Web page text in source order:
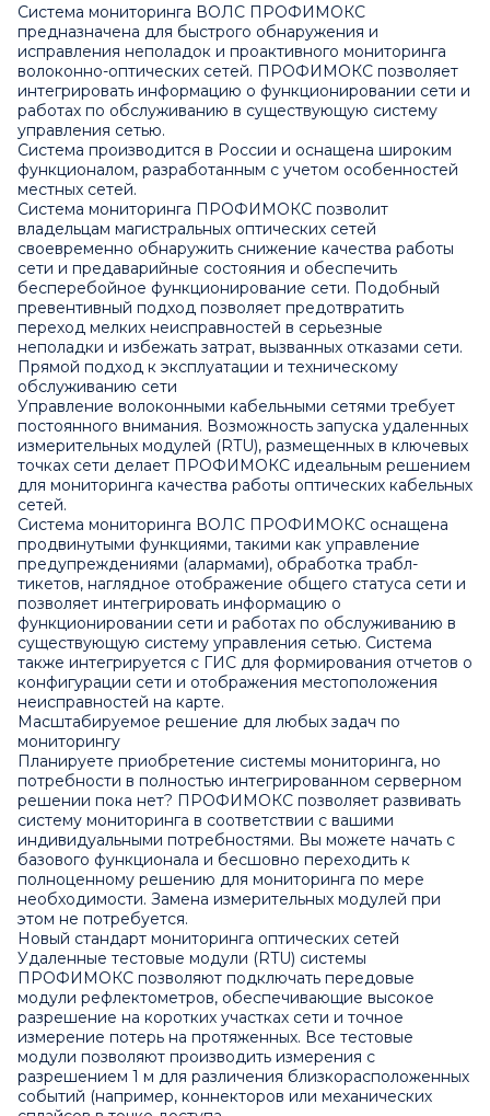
Система мониторинга ВОЛС ПРОФИМОКС
предназначена для быстрого обнаружения и
исправления неполадок и проактивного мониторинга
волоконно-оптических сетей. ПРОФИМОКС позволяет
интегрировать информацию о функционировании сети и
работах по обслуживанию в существующую систему
управления сетью.
Система производится в России и оснащена широким
функционалом, разработанным с учетом особенностей
местных сетей.
Система мониторинга ПРОФИМОКС позволит
владельцам магистральных оптических сетей
своевременно обнаружить снижение качества работы
сети и предаварийные состояния и обеспечить
бесперебойное функционирование сети. Подобный
превентивный подход позволяет предотвратить
переход мелких неисправностей в серьезные
неполадки и избежать затрат, вызванных отказами сети.
Прямой подход к эксплуатации и техническому
обслуживанию сети
Управление волоконными кабельными сетями требует
постоянного внимания. Возможность запуска удаленных
измерительных модулей (RTU), размещенных в ключевых
точках сети делает ПРОФИМОКС идеальным решением
для мониторинга качества работы оптических кабельных
сетей.
Система мониторинга ВОЛС ПРОФИМОКС оснащена
продвинутыми функциями, такими как управление
предупреждениями (алармами), обработка трабл-
тикетов, наглядное отображение общего статуса сети и
позволяет интегрировать информацию о
функционировании сети и работах по обслуживанию в
существующую систему управления сетью. Система
также интегрируется с ГИС для формирования отчетов о
конфигурации сети и отображения местоположения
неисправностей на карте.
Масштабируемое решение для любых задач по
мониторингу
Планируете приобретение системы мониторинга, но
потребности в полностью интегрированном серверном
решении пока нет? ПРОФИМОКС позволяет развивать
систему мониторинга в соответствии с вашими
индивидуальными потребностями. Вы можете начать с
базового функционала и бесшовно переходить к
полноценному решению для мониторинга по мере
необходимости. Замена измерительных модулей при
этом не потребуется.
Новый стандарт мониторинга оптических сетей
Удаленные тестовые модули (RTU) системы
ПРОФИМОКС позволяют подключать передовые
модули рефлектометров, обеспечивающие высокое
разрешение на коротких участках сети и точное
измерение потерь на протяженных. Все тестовые
модули позволяют производить измерения с
разрешением 1 м для различения близкорасположенных
событий (например, коннекторов или механических